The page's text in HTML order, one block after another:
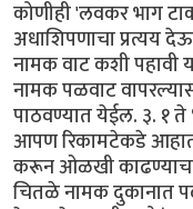
कोणीही 'लवकर भाग
अधाशिपणाचा प्रत्यय
नामक वाट कशी पहावी
नामक पळवाट
पाठवण्यात येईल. ३. १
आपण रिकामटेकडे
करून ओळखी
चितळे नामक दुकानात